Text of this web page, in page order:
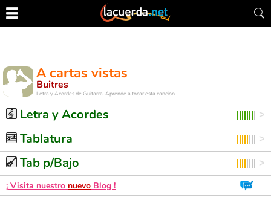
A cartas vistas
Buitres
Letra y Acordes de Guitarra. Aprende a tocar esta canción
Letra y Acordes
Tablatura
Tab p/Bajo
¡ Visita nuestro nuevo Blog !